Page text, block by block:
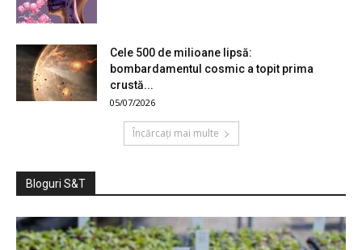
Cele 500 de milioane lipsă:
bombardamentul cosmic a topit prima
crustă...
05/07/2026
Încărcați mai multe
Bloguri S&T